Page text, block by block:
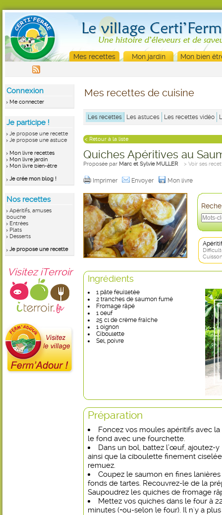
Mes recettes Mon jardin Mon bien
Connexion
Me connecter
Je participe !
Je propose une recette
Je propose une astuce
Mon livre recettes
Mon livre jardin
Mon livre bien-être
Je crée mon blog !
Nos recettes
Apéritifs, amuses
bouche
Entrées
Plats
Desserts
Je propose une recette
Visitez iTerroir
Mes recettes de cuisine
Les recettes Les astuces Les recettes vidéo
< Retour à la liste
Quiches Apéritives au
Proposée par Marc et Sylvie MULLER > Voir ses
Imprimer Envoyer Mon livre
Ingrédients
1 pâte feuilletée
2 tranches de saumon fumé
Fromage râpé
1 oeuf
25 cl de crème fraîche
1 oignon
Ciboulette
Sel, poivre
Préparation
Foncez vos moules apéritifs avec
le fond avec une fourchette.
Dans un bol, battez l’œuf, ajoutez-
ainsi que la ciboulette finement
remuez.
Coupez le saumon en fines
fonds de tartes. Recouvrez-le de la
Saupoudrez les quiches de fromage
Mettez vos quiches dans le four à
minutes (+ou-selon le four). Il n'y a